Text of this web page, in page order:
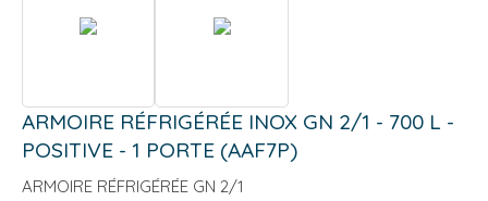
ARMOIRE RÉFRIGÉRÉE INOX GN 2/1 - 700 L -
POSITIVE - 1 PORTE (AAF7P)
ARMOIRE RÉFRIGÉRÉE GN 2/1